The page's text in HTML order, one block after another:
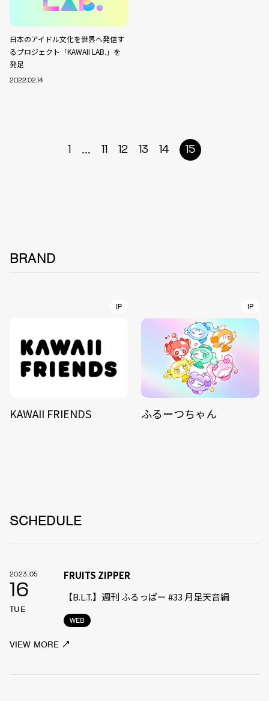
日本のアイドル文化を世界へ発信す
るプロジェクト「KAWAII LAB.」を
発足
2022.02.14
1 ... 11 12 13 14 15
BRAND
IP
KAWAII FRIENDS
IP
ふるーつちゃん
SCHEDULE
2023.05
16
TUE
WEB
FRUITS ZIPPER
【B.L.T.】週刊 ふるっぱー #33 月足天音編
VIEW MORE